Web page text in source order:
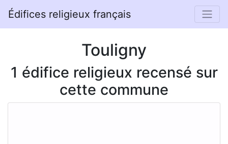
Édifices religieux français
Touligny
1 édifice religieux recensé sur
cette commune